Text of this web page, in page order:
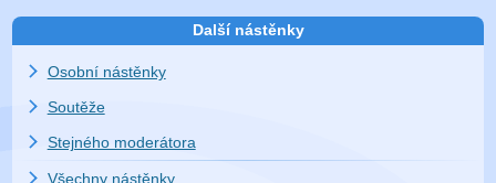
Další nástěnky
Osobní nástěnky
Soutěže
Stejného moderátora
Všechny nástěnky